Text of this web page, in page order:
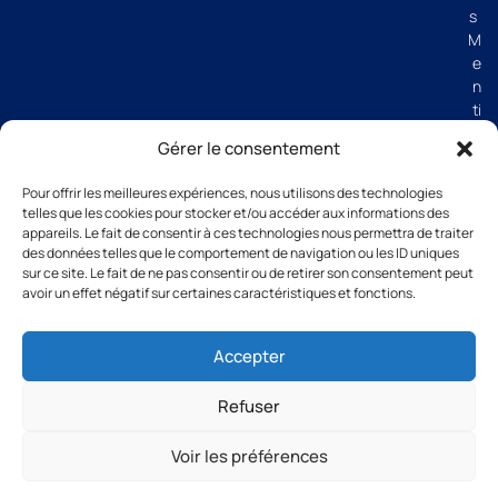
Gérer le consentement
Pour offrir les meilleures expériences, nous utilisons des technologies
telles que les cookies pour stocker et/ou accéder aux informations des
appareils. Le fait de consentir à ces technologies nous permettra de traiter
des données telles que le comportement de navigation ou les ID uniques
sur ce site. Le fait de ne pas consentir ou de retirer son consentement peut
avoir un effet négatif sur certaines caractéristiques et fonctions.
Accepter
Refuser
Voir les préférences
s
M
e
n
ti
g
e
G